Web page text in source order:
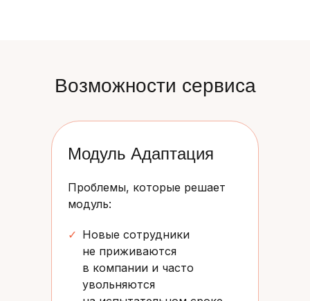
Модуль Адаптация
✓ Новые сотрудники
не приживаются
в компании и часто
увольняются
Проблемы, которые решает
модуль:
Возможности сервиса